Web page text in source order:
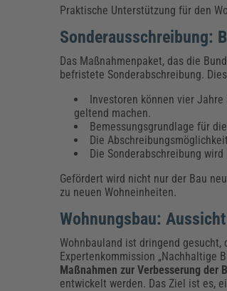
Praktische Unterstützung für den
Sonderausschreibung:
Das Maßnahmenpaket, das die
befristete Sonderabschreibung.
Investoren können vier
geltend machen.
Bemessungsgrundlage für
Die
Die Sonderabschreibung
Gefördert wird nicht nur der Bau
zu neuen Wohneinheiten.
Wohnungsbau:
Wohnbauland ist dringend
Expertenkommission „Nachhaltige
Maßnahmen zur Verbesserung der
entwickelt werden. Das Ziel ist es,